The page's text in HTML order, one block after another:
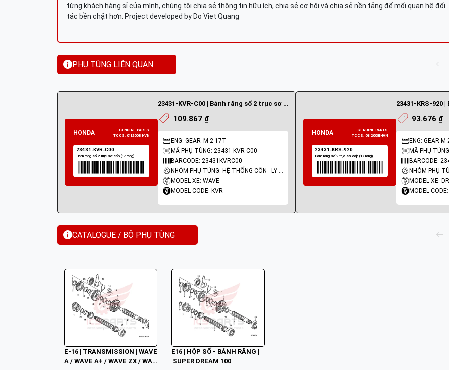
từng khách hàng sỉ của mình, chúng tôi chia sẻ thông tin hữu ích, chia sẻ cơ hội và chia sẻ nền tảng để mối quan hệ đối
tác bền chặt hơn. Project developed by Do Viet Quang
PHỤ TÙNG LIÊN QUAN
23431-KVR-C00 | Bánh răng số 2 trục sơ cấp (17 răng)
109.867 ₫
ENG: GEAR_M-2 17T
MÃ PHỤ TÙNG: 23431-KVR-C00
BARCODE: 23431KVRC00
NHÓM PHỤ TÙNG: HỆ THỐNG CÔN - LY HỢP - TRỤC SỐ - BÁNH RĂNG
MODEL XE: WAVE
MODEL CODE: KVR
93.676 ₫
ENG: GEAR M-
MÃ PHỤ
BARCODE:
MODEL XE:
MODEL
CATALOGUE / BỘ PHỤ TÙNG
E-16 | TRANSMISSION | WAVE
A / WAVE A+ / WAVE ZX / WAV
E16 | HỘP SỐ - BÁNH RĂNG |
SUPER DREAM 100